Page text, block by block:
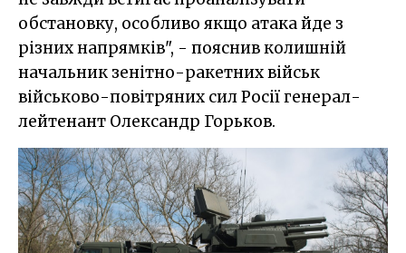
обстановку, особливо якщо атака йде з
різних напрямків", - пояснив колишній
начальник зенітно-ракетних військ
військово-повітряних сил Росії генерал-
лейтенант Олександр Горьков.